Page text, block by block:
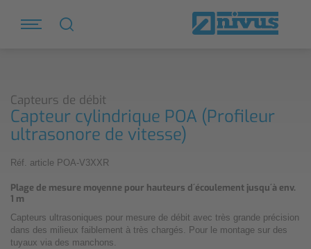
Capteurs de débit
Capteur cylindrique POA (Profileur
ultrasonore de vitesse)
Réf. article POA-V3XXR
Plage de mesure moyenne pour hauteurs d´écoulement jusqu´à env.
1 m
Capteurs ultrasoniques pour mesure de débit avec très grande précision
dans des milieux faiblement à très chargés. Pour le montage sur des
tuyaux via des manchons.